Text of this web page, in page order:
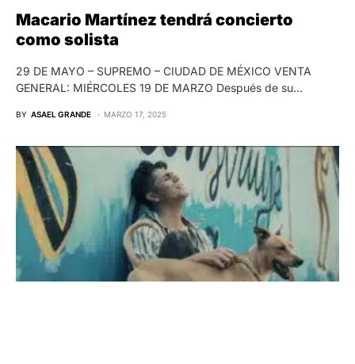
Macario Martínez tendrá concierto
como solista
29 DE MAYO – SUPREMO – CIUDAD DE MÉXICO VENTA
GENERAL: MIÉRCOLES 19 DE MARZO Después de su…
BY ASAEL GRANDE MARZO 17, 2025